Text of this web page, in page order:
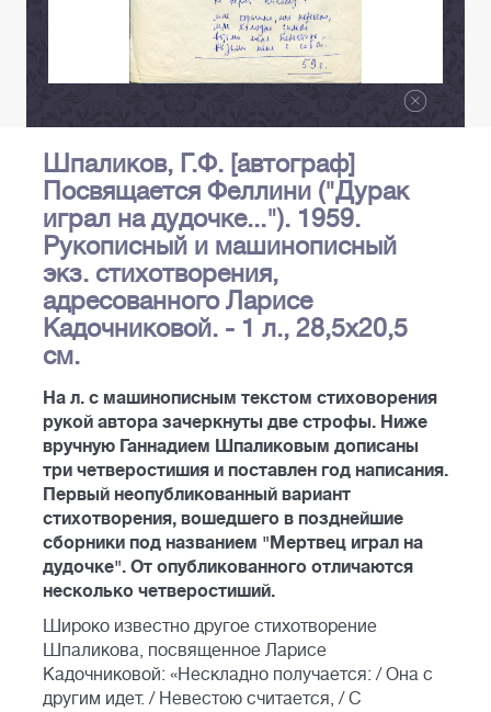
Шпаликов, Г.Ф. [автограф]
Посвящается Феллини ("Дурак
играл на дудочке..."). 1959.
Рукописный и машинописный
экз. стихотворения,
адресованного Ларисе
Кадочниковой. - 1 л., 28,5х20,5
см.
На л. с машинописным текстом стиховорения
рукой автора зачеркнуты две строфы. Ниже
вручную Ганнадием Шпаликовым дописаны
три четверостишия и поставлен год написания.
Первый неопубликованный вариант
стихотворения, вошедшего в позднейшие
сборники под названием "Мертвец играл на
дудочке". От опубликованного отличаются
несколько четверостиший.
Широко известно другое стихотворение
Шпаликова, посвященное Ларисе
Кадочниковой: «Нескладно получается: / Она с
другим идет. / Невестою считается, / С